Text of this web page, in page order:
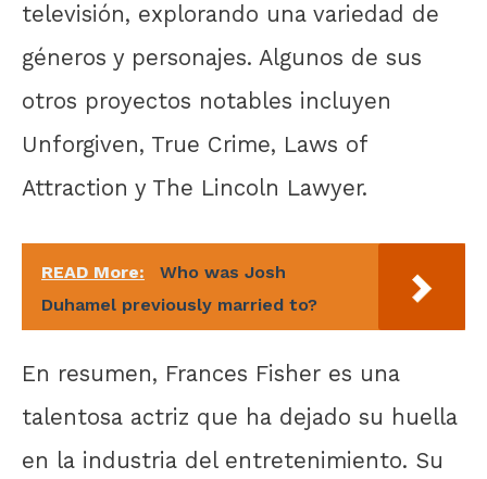
televisión, explorando una variedad de
géneros y personajes. Algunos de sus
otros proyectos notables incluyen
Unforgiven, True Crime, Laws of
Attraction y The Lincoln Lawyer.
READ More:
Who was Josh
Duhamel previously married to?
En resumen, Frances Fisher es una
talentosa actriz que ha dejado su huella
en la industria del entretenimiento. Su